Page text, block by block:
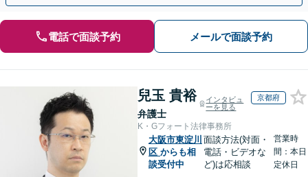
電話で面談予約 メールで面談予約
兒玉 貴裕
弁護士
インタビュ
ーを見る
京都府
K・Gフォート法律事務所
大阪市東淀川
区 からも相
談受付中
面談方法(対面・
電話・ビデオな
ど)は応相談
営業時
間：本日
定休日